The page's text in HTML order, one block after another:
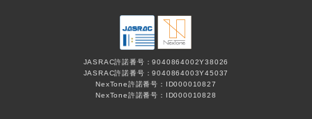
JASRAC許諾番号：9040864002Y38026
JASRAC許諾番号：9040864003Y45037
NexTone許諾番号：ID000010827
NexTone許諾番号：ID000010828